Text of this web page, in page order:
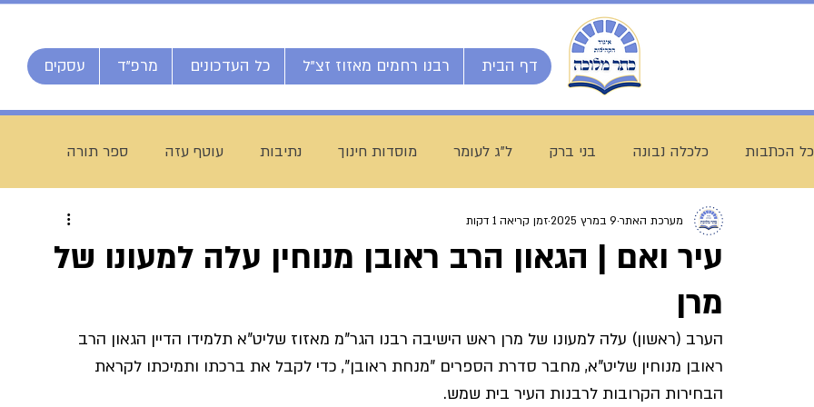
דף הבית רבנו רחמים מאזוז זצ"ל כל העדכונים מרפ"ד עסקים
כל הכתבות כלכלה נבונה בני ברק ל"ג לעומר מוסדות חינוך נתיבות עוטף עזה ספר תורה
השיעור השבועי ספרי מרן בית המדרש הגדול הרב אליהו ענקרי
חג שבועות
עולם התורה הרב עובדיה חן דף היומי הרב מצליח חי מאזוז רשת הכוללים "רצופות" ישיבת כסא רחמים
עיר ואם | הגאון הרב ראובן מנוחין עלה למעונו של
מרן
מערכת האתר 9 במרץ 2025 זמן קריאה 1 דקות
הערב (ראשון) עלה למעונו של מרן ראש הישיבה רבנו הגר"מ מאזוז שליט"א תלמידו הדיין הגאון הרב
ראובן מנוחין שליט"א, מחבר סדרת הספרים "מנחת ראובן", כדי לקבל את ברכתו ותמיכתו לקראת
הבחירות הקרובות לרבנות העיר בית שמש.